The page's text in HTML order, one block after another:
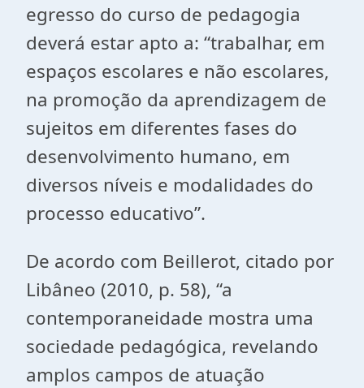
egresso do curso de pedagogia
deverá estar apto a: “trabalhar, em
espaços escolares e não escolares,
na promoção da aprendizagem de
sujeitos em diferentes fases do
desenvolvimento humano, em
diversos níveis e modalidades do
processo educativo”.
De acordo com Beillerot, citado por
Libâneo (2010, p. 58), “a
contemporaneidade mostra uma
sociedade pedagógica, revelando
amplos campos de atuação